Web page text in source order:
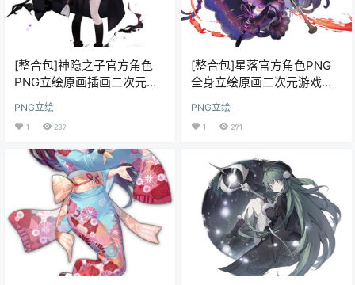
[整合包]神隐之子官方角色
PNG立绘原画插画二次元游
PNG立绘
1 239
[整合包]星落官方角色PNG
全身立绘原画二次元游戏二
PNG立绘
1 291